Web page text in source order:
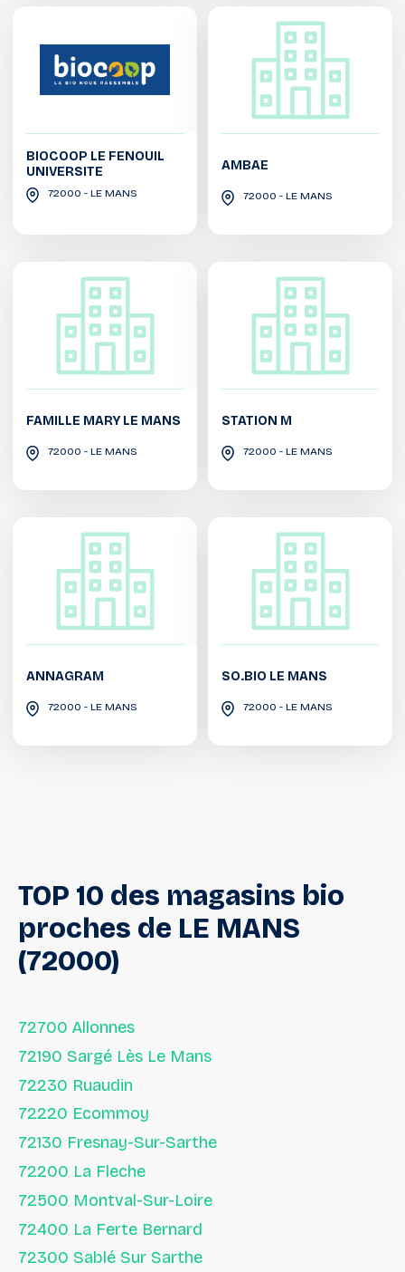
BIOCOOP LE FENOUIL
UNIVERSITE
72000 - LE MANS
AMBAE
72000 - LE MANS
FAMILLE MARY LE MANS
72000 - LE MANS
STATION M
72000 - LE MANS
ANNAGRAM
72000 - LE MANS
SO.BIO LE MANS
72000 - LE MANS
TOP 10 des magasins bio
proches de LE MANS
(72000)
72700 Allonnes
72190 Sargé Lès Le Mans
72230 Ruaudin
72220 Ecommoy
72130 Fresnay-Sur-Sarthe
72200 La Fleche
72500 Montval-Sur-Loire
72400 La Ferte Bernard
72300 Sablé Sur Sarthe